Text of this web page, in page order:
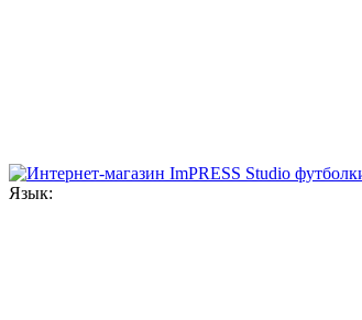
Язык: